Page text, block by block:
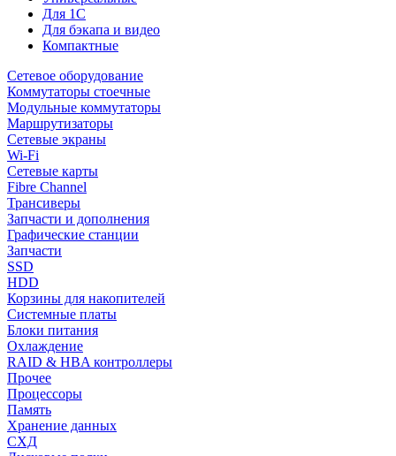
Для 1С
Для бэкапа и видео
Компактные
Сетевое оборудование
Коммутаторы стоечные
Модульные коммутаторы
Маршрутизаторы
Сетевые экраны
Wi-Fi
Сетевые карты
Fibre Channel
Трансиверы
Запчасти и дополнения
Графические станции
Запчасти
SSD
HDD
Корзины для накопителей
Системные платы
Блоки питания
Охлаждение
RAID & HBA контроллеры
Прочее
Процессоры
Память
Хранение данных
СХД